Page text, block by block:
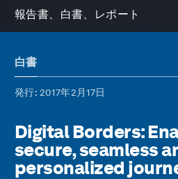
報告書、白書、レポート
白書
発行: 2017年2月17日
Digital Borders:
secure, seamless
personalized